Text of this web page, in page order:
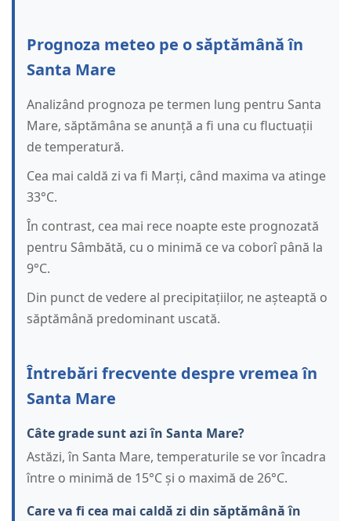
Prognoza meteo pe o săptămână în
Santa Mare
Analizând prognoza pe termen lung pentru Santa
Mare, săptămâna se anunță a fi una cu fluctuații
de temperatură.
Cea mai caldă zi va fi Marți, când maxima va atinge
33°C.
În contrast, cea mai rece noapte este prognozată
pentru Sâmbătă, cu o minimă ce va coborî până la
9°C.
Din punct de vedere al precipitațiilor, ne așteaptă o
săptămână predominant uscată.
Întrebări frecvente despre vremea în
Santa Mare
Câte grade sunt azi în Santa Mare?
Astăzi, în Santa Mare, temperaturile se vor încadra
între o minimă de 15°C și o maximă de 26°C.
Care va fi cea mai caldă zi din săptămână în